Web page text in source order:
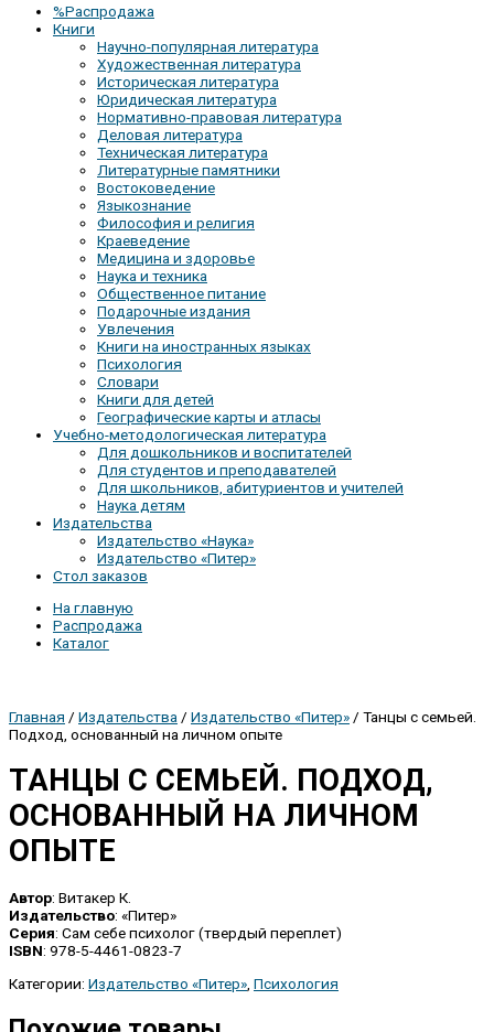
%Распродажа
Книги
Научно-популярная литература
Художественная литература
Историческая литература
Юридическая литература
Нормативно-правовая литература
Деловая литература
Техническая литература
Литературные памятники
Востоковедение
Языкознание
Философия и религия
Краеведение
Медицина и здоровье
Наука и техника
Общественное питание
Подарочные издания
Увлечения
Книги на иностранных языках
Психология
Словари
Книги для детей
Географические карты и атласы
Учебно-методологическая литература
Для дошкольников и воспитателей
Для студентов и преподавателей
Для школьников, абитуриентов и учителей
Наука детям
Издательства
Издательство «Наука»
Издательство «Питер»
Стол заказов
На главную
Распродажа
Каталог
Главная / Издательства / Издательство «Питер» / Танцы с семьей.
Подход, основанный на личном опыте
ТАНЦЫ С СЕМЬЕЙ. ПОДХОД,
ОСНОВАННЫЙ НА ЛИЧНОМ
ОПЫТЕ
Автор: Витакер К.
Издательство: «Питер»
Серия: Сам себе психолог (твердый переплет)
ISBN: 978-5-4461-0823-7
Категории: Издательство «Питер» Психология